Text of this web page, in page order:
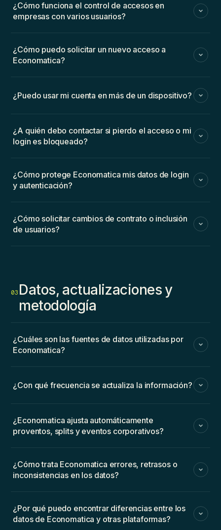
¿Cómo funciona el control de accesos en
empresas con varios usuarios?
¿Cómo puedo solicitar un nuevo acceso a
Economatica?
¿Puedo usar mi cuenta en más de un dispositivo?
¿A quién debo contactar si pierdo el acceso o mi
login es bloqueado?
¿Cómo protege Economatica mis datos de login
y autenticación?
¿Cómo solicitar cambios de contrato o inclusión
de usuarios?
03 Datos, actualizaciones y
metodología
¿Cuáles son las fuentes de datos utilizadas por
Economatica?
¿Con qué frecuencia se actualiza la información?
¿Economatica ajusta automáticamente
proventos, splits y eventos corporativos?
¿Cómo trata Economatica errores, retrasos o
inconsistencias en los datos?
¿Por qué puedo encontrar diferencias entre los
datos de Economatica y otras plataformas?